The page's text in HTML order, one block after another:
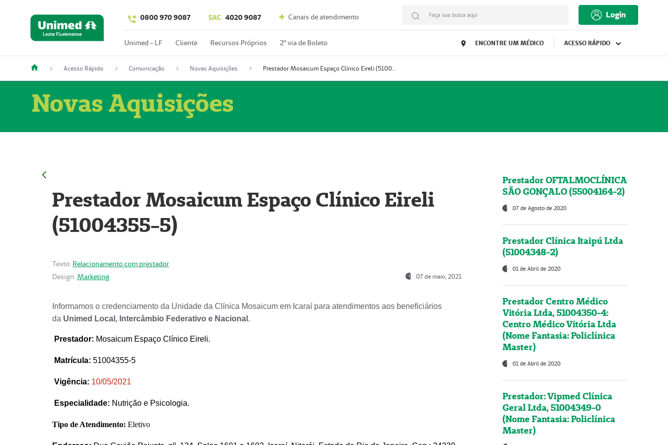
0800 970 9087 SAC 4020 9087 Canais de atendimento Faça sua busca aqui Login
Unimed - LF Cliente Recursos Próprios 2º via de Boleto ENCONTRE UM MÉDICO ACESSO RÁPIDO
Acesso Rápido Comunicação Novas Aquisições Prestador Mosaicum Espaço Clínico Eireli (51004355-5)
Novas Aquisições
Prestador Mosaicum Espaço Clínico Eireli
(51004355-5)
Texto: Relacionamento com prestador
Design: Marketing 07 de maio, 2021
Informamos o credenciamento da Unidade da Clínica Mosaicum em Icaraí para atendimentos aos beneficiários
da Unimed Local, Intercâmbio Federativo e Nacional .
Prestador: Mosaicum Espaço Clínico Eireli.
Matrícula: 51004355-5
Vigência: 10/05/2021
Especialidade: Nutrição e Psicologia.
Tipo de Atendimento: Eletivo
Prestador OFTALMOCLÍNICA
SÃO GONÇALO (55004164-2)
07 de Agosto de 2020
Prestador Clínica Itaipú Ltda
(51004348-2)
01 de Abril de 2020
Prestador Centro Médico
Vitória Ltda, 51004350-4:
Centro Médico Vitória Ltda
(Nome Fantasia: Policlínica
Master)
01 de Abril de 2020
Prestador: Vipmed Clínica
Geral Ltda, 51004349-0
(Nome Fantasia: Policlínica
Master)